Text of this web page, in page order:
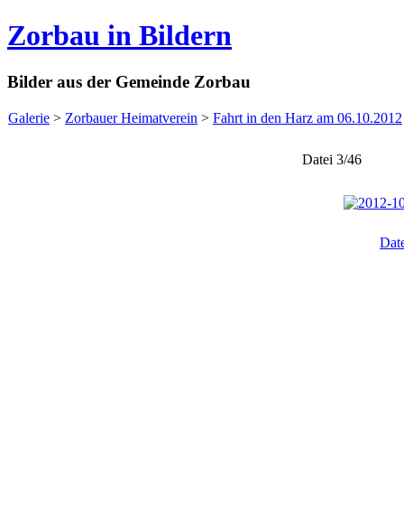
Zorbau in Bildern
Bilder aus der Gemeinde Zorbau
Galerie > Zorbauer Heimatverein > Fahrt in den Harz am 06.10.2012
Datei 3/46